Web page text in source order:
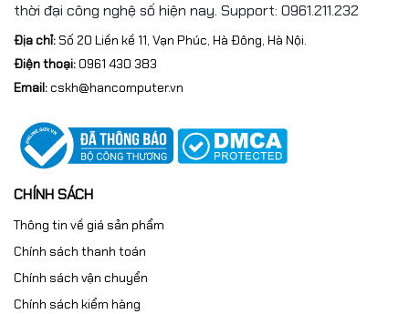
thời đại công nghệ số hiện nay. Support: 0961.211.232
Địa chỉ:Số 20 Liền kề 11, Vạn Phúc, Hà Đông, Hà Nội.
Điện thoại:0961 430 383
Email:cskh@hancomputer.vn
CHÍNH SÁCH
Thông tin về giá sản phẩm
Chính sách thanh toán
Chính sách vận chuyển
Chính sách kiểm hàng